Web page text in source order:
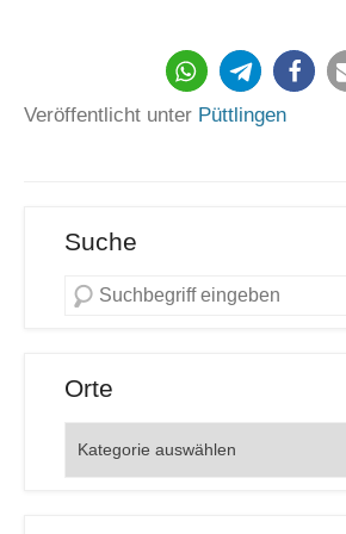
376
Veröffentlicht unter Püttlingen
Suche
Orte